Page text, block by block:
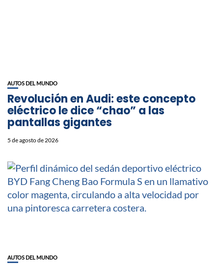
AUTOS DEL MUNDO
Revolución en Audi: este concepto
eléctrico le dice “chao” a las
pantallas gigantes
5 de agosto de 2026
AUTOS DEL MUNDO